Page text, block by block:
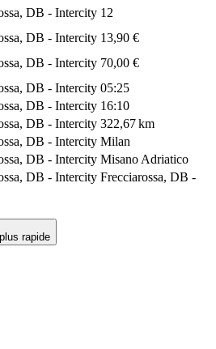
DB - Intercity 12
DB - Intercity 13,90 €
DB - Intercity 70,00 €
DB - Intercity 05:25
DB - Intercity 16:10
DB - Intercity 322,67 km
DB - Intercity Milan
DB - Intercity Misano Adriatico
DB - Intercity Frecciarossa, DB -
rapide